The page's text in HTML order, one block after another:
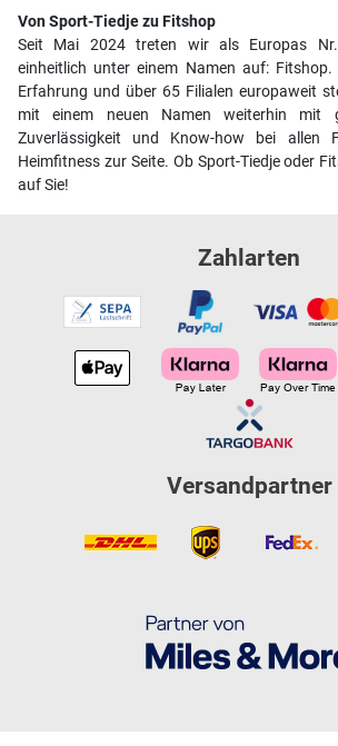
Von Sport-Tiedje zu Fitshop
Seit Mai 2024 treten wir als Europas
einheitlich unter einem Namen auf:
Erfahrung und über 65 Filialen europaweit
mit einem neuen Namen weiterhin mit
Zuverlässigkeit und Know-how bei allen
Heimfitness zur Seite. Ob Sport-Tiedje oder
auf Sie!
Zahlarten
Versandpartner